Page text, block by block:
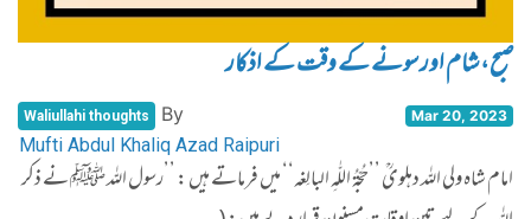
صبح، شام اور سونے کے وقت کے اذکار
Waliullahi thoughts By
Mufti Abdul Khaliq Azad Raipuri
Mar 20, 2023
امام شاہ ولی اللہ دہلویؒ ’’حُجّۃُ اللّٰہِ البالِغہ‘‘ میں فرماتے ہیں : ’’رسول اللہ ﷺ نے ذکر